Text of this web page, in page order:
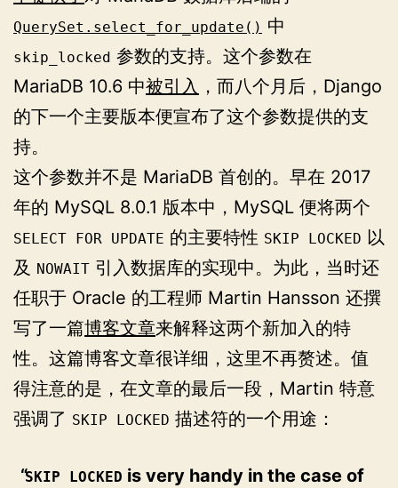
QuerySet.select_for_update() 中
skip_locked 参数的支持。这个参数在
MariaDB 10.6 中被引入 ，而八个月后，Django
的下一个主要版本便宣布了这个参数提供的支
持。
这个参数并不是 MariaDB 首创的。早在 2017
年的 MySQL 8.0.1 版本中，MySQL 便将两个
SELECT FOR UPDATE 的主要特性 SKIP LOCKED 以
及 NOWAIT 引入数据库的实现中。为此，当时还
任职于 Oracle 的工程师 Martin Hansson 还撰
写了一篇博客文章来解释这两个新加入的特
性。这篇博客文章很详细，这里不再赘述。值
得注意的是，在文章的最后一段，Martin 特意
强调了 SKIP LOCKED 描述符的一个用途：
SKIP LOCKED is very handy in the case of